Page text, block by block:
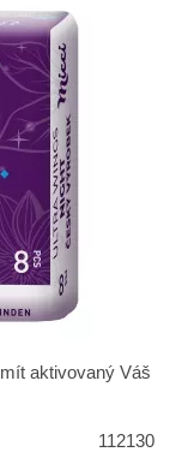
aktivovaný Váš
112130